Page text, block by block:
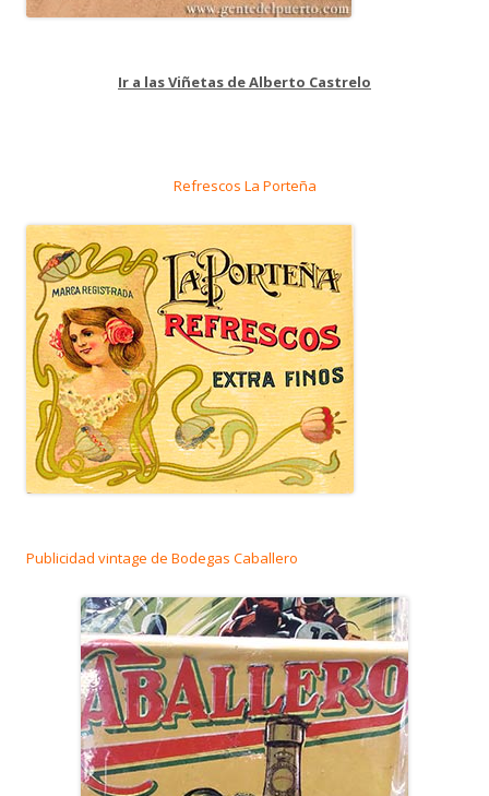
Ir a las Viñetas de Alberto Castrelo
Refrescos La Porteña
Publicidad vintage de Bodegas Caballero